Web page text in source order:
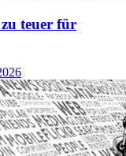
teuer für